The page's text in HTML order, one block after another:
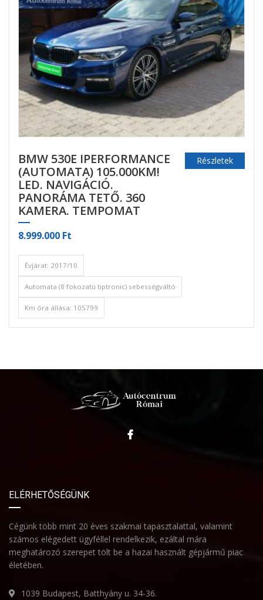
BMW 530E IPERFORMANCE
(AUTOMATA) 105.000KM!
LED. NAVIGÁCIÓ.
PANORÁMA TETŐ. 360
KAMERA. TEMPOMAT
8.999.000 Ft
Részletek
Évjárat: 2017/10
Automata (8 fokozatú tiptronic) sebességváltó
Km óra állása: 105799
ELÉRHETŐSÉGÜNK
Cégünk több mint 20 éves szakmai tapasztalattal, valamint
számos elégedett ügyféllel rendelkezik, ezáltal mára
meghatározó szerepet tölt be a hazai használt gépjármű piac
életében.
1039 Budapest, Batthyány u. 34-36.